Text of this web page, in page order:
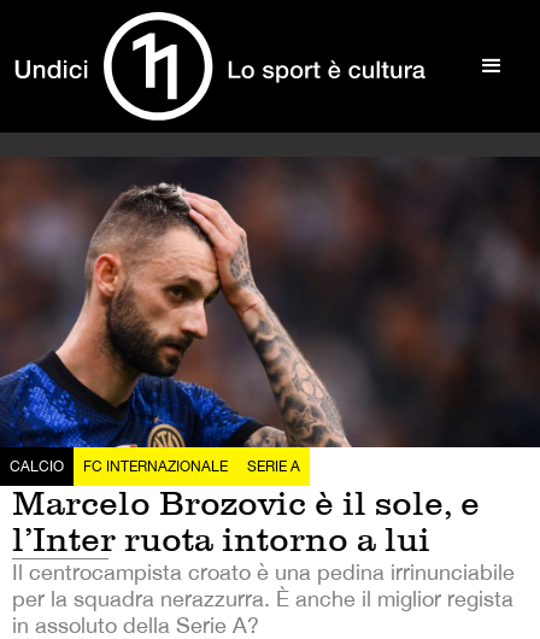
CALCIO FC INTERNAZIONALE SERIE A
Marcelo Brozovic è il sole, e
l’Inter ruota intorno a lui
Il centrocampista croato è una pedina irrinunciabile
per la squadra nerazzurra. È anche il miglior regista
in assoluto della Serie A?